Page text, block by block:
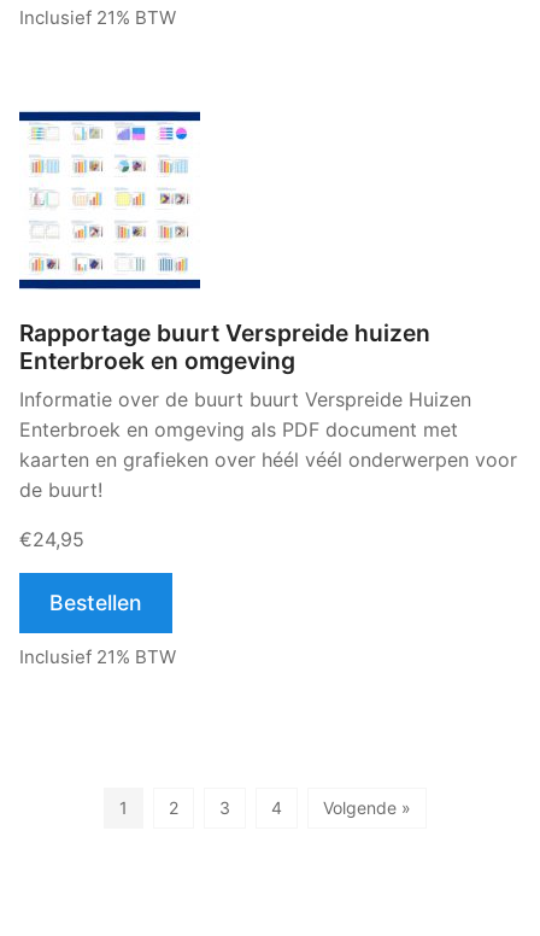
Inclusief 21% BTW
Rapportage buurt Verspreide huizen
Enterbroek en omgeving
Informatie over de buurt buurt Verspreide Huizen
Enterbroek en omgeving als PDF document met
kaarten en grafieken over héél véél onderwerpen voor
de buurt!
€24,95
Bestellen
Inclusief 21% BTW
1 2 3 4 Volgende »